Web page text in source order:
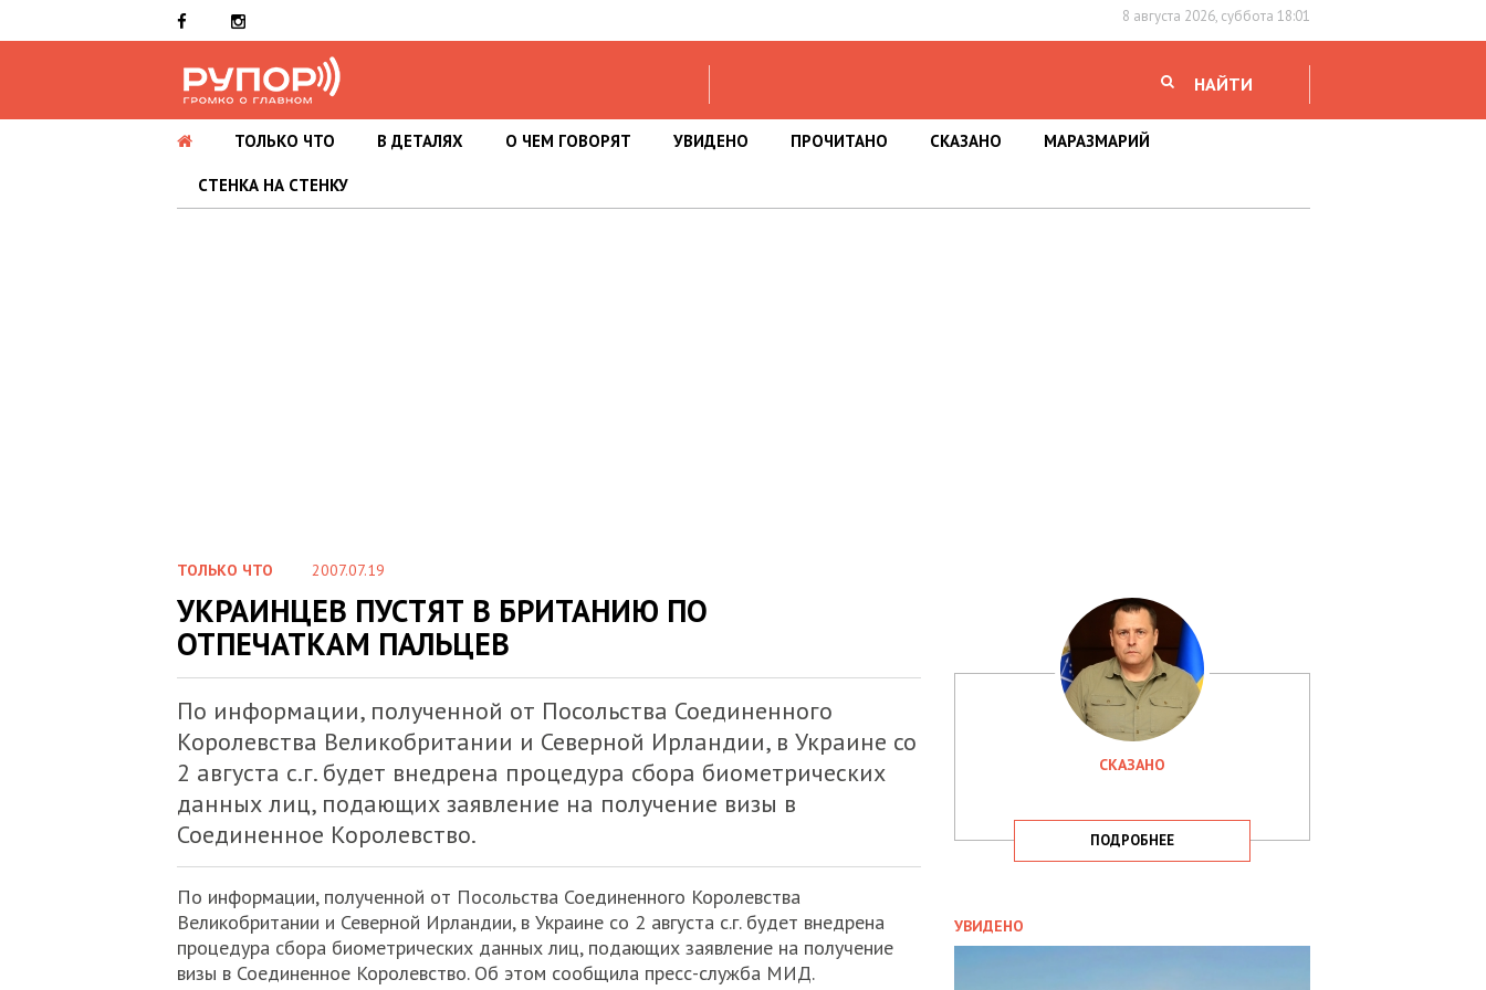
8 августа 2026, суббота 18:01
НАЙТИ
ТОЛЬКО ЧТО В ДЕТАЛЯХ О ЧЕМ ГОВОРЯТ УВИДЕНО ПРОЧИТАНО СКАЗАНО МАРАЗМАРИЙ
СТЕНКА НА СТЕНКУ
ТОЛЬКО ЧТО 2007.07.19
УКРАИНЦЕВ ПУСТЯТ В БРИТАНИЮ ПО
ОТПЕЧАТКАМ ПАЛЬЦЕВ
По информации, полученной от Посольства Соединенного
Королевства Великобритании и Северной Ирландии, в Украине со
2 августа с.г. будет внедрена процедура сбора биометрических
данных лиц, подающих заявление на получение визы в
Соединенное Королевство.
По информации, полученной от Посольства Соединенного Королевства
Великобритании и Северной Ирландии, в Украине со 2 августа с.г. будет внедрена
процедура сбора биометрических данных лиц, подающих заявление на получение
визы в Соединенное Королевство. Об этом сообщила пресс-служба МИД.
СКАЗАНО
ПОДРОБНЕЕ
УВИДЕНО
ЗАТРИМАЛА